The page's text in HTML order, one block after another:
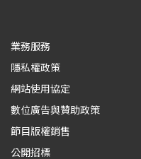
業務服務
隱私權政策
網站使用協定
數位廣告與贊助政策
節目版權銷售
公開招標